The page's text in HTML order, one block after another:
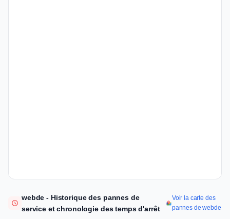
webde - Historique des pannes de
service et chronologie des temps d'arrêt
Voir la carte des
pannes de webde